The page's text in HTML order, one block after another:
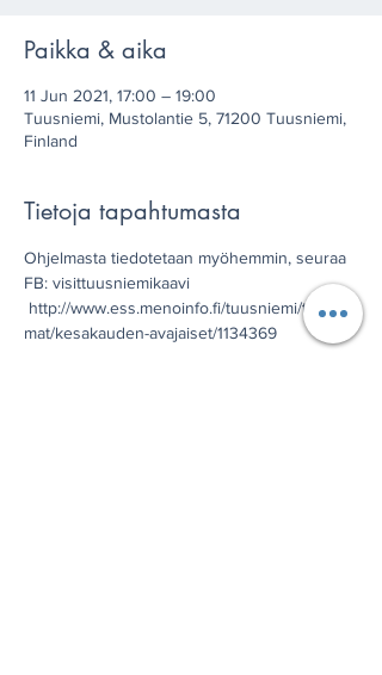
Paikka & aika
11 Jun 2021, 17:00 – 19:00
Tuusniemi, Mustolantie 5, 71200 Tuusniemi,
Finland
Tietoja tapahtumasta
Ohjelmasta tiedotetaan myöhemmin, seuraa
FB: visittuusniemikaavi
http://www.ess.menoinfo.fi/tuusniemi/tapahtu
mat/kesakauden-avajaiset/1134369